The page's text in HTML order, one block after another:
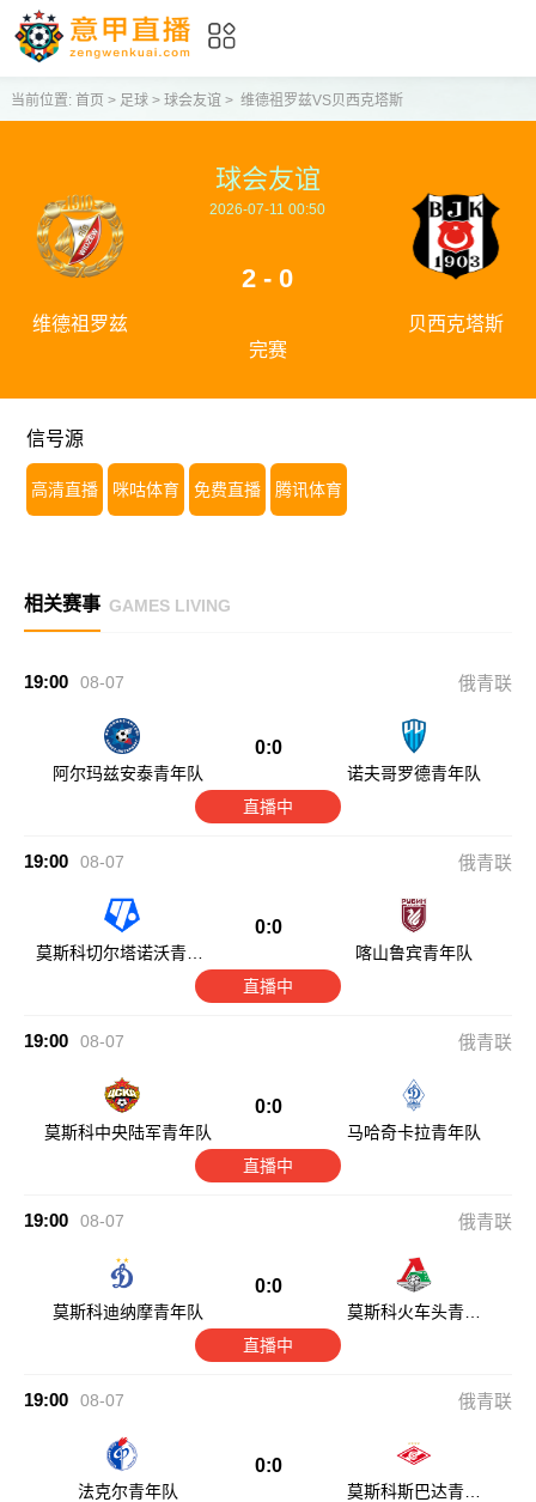
当前位置: 首页 > 足球> 球会友谊 > 维德祖罗兹VS贝西克塔斯
维德祖罗兹
球会友谊
2026-07-11 00:50
2 - 0
完赛
贝西克塔斯
信号源
高清直播 咪咕体育 免费直播 腾讯体育
相关赛事 GAMES LIVING
19:00 08-07 俄青联
阿尔玛兹安泰青年队
0:0
诺夫哥罗德青年队
直播中
19:00 08-07 俄青联
莫斯科切尔塔诺沃青年
0:0
喀山鲁宾青年队
直播中
19:00 08-07 俄青联
莫斯科中央陆军青年队
0:0
马哈奇卡拉青年队
直播中
19:00 08-07 俄青联
莫斯科迪纳摩青年队
0:0
莫斯科火车头青年
直播中
19:00 08-07 俄青联
法克尔青年队
0:0
莫斯科斯巴达青年